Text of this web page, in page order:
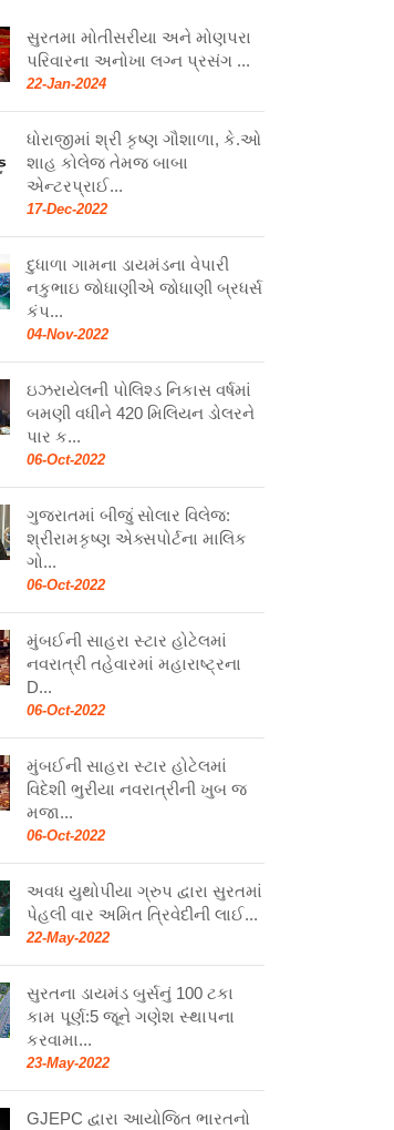
સુરતમા મોતીસરીયા અને મોણપરા
પરિવારના અનોખા લગ્ન પ્રસંગ ...
22-Jan-2024
ધોરાજીમાં શ્રી કૃષ્ણ ગૌશાળા, કે.ઓ
શાહ કોલેજ તેમજ બાબા
એન્ટરપ્રાઈ...
17-Dec-2022
દુધાળા ગામના ડાયમંડના વેપારી
નકુભાઇ જોધાણીએ જોધાણી બ્રધર્સ
કંપ...
04-Nov-2022
ઇઝરાયેલની પોલિશ્ડ નિકાસ વર્ષમાં
બમણી વધીને 420 મિલિયન ડોલરને
પાર ક...
06-Oct-2022
ગુજરાતમાં બીજું સોલાર વિલેજ:
શ્રીરામકૃષ્ણ એક્સપોર્ટના માલિક
ગો...
06-Oct-2022
મુંબઈની સાહરા સ્ટાર હોટેલમાં
નવરાત્રી તહેવારમાં મહારાષ્ટ્રના
D...
06-Oct-2022
મુંબઈની સાહરા સ્ટાર હોટેલમાં
વિદેશી ભુરીયા નવરાત્રીની ખુબ જ
મજા...
06-Oct-2022
અવધ યુથોપીયા ગ્રુપ દ્વારા સુરતમાં
પેહલી વાર અમિત ત્રિવેદીની લાઈ...
22-May-2022
સુરતના ડાયમંડ બુર્સનું 100 ટકા
કામ પૂર્ણ:5 જૂને ગણેશ સ્થાપના
કરવામા...
23-May-2022
GJEPC દ્વારા આયોજિત ભારતનો